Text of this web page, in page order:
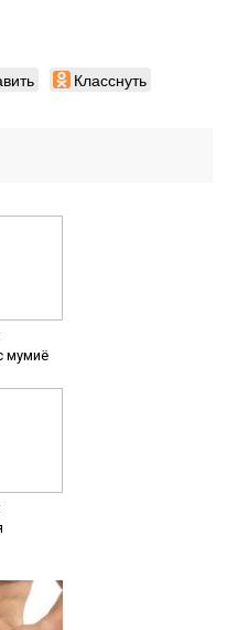
Класснуть
мумиё